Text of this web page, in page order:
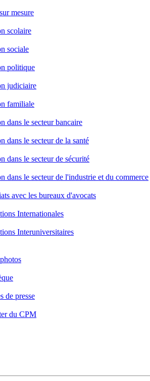
mesure
scolaire
sociale
politique
judiciaire
familiale
dans le secteur bancaire
dans le secteur de la santé
dans le secteur de sécurité
dans le secteur de l'industrie et du commerce
avec les bureaux d'avocats
Internationales
Interuniversitaires
de presse
du CPM